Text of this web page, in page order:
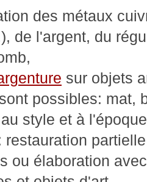
des métaux
de l'argent, du
sur objets
possibles: mat,
style et à
restauration
ou élaboration